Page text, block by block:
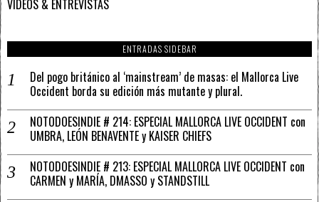
VÍDEOS & ENTREVISTAS
ENTRADAS SIDEBAR
Del pogo británico al ‘mainstream’ de masas: el Mallorca Live
Occident borda su edición más mutante y plural.
NOTODOESINDIE # 214: ESPECIAL MALLORCA LIVE OCCIDENT con
UMBRA, LEÓN BENAVENTE y KAISER CHIEFS
NOTODOESINDIE # 213: ESPECIAL MALLORCA LIVE OCCIDENT con
CARMEN y MARÍA, DMASSO y STANDSTILL